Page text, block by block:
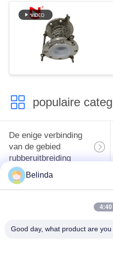
populaire
De enige verbinding
van de gebied
rubberuitbreiding
rubberuitbreidingsverbinding
Belinda
4:40
Good day, what product are